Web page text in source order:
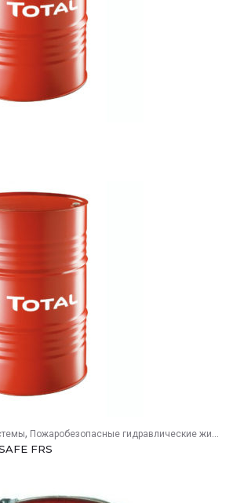
, Пожаробезопасные гидравлические жидкости
FRS